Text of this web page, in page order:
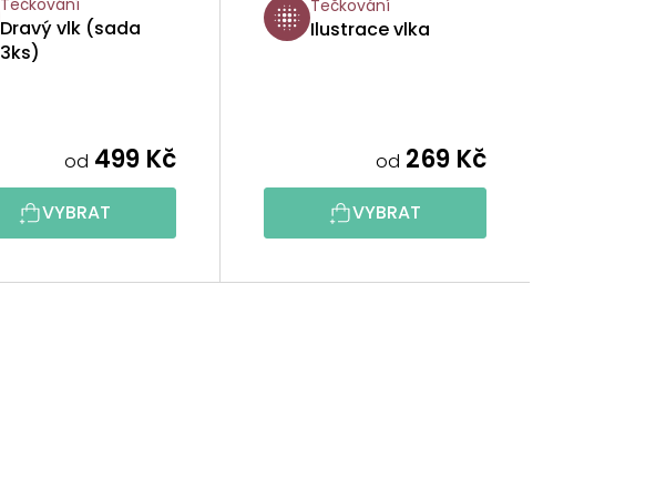
Dravý vlk (sada
3ks)
od 499 Kč
VYBRAT
Tečkování
Ilustrace vlka
od 269 Kč
VYBRAT